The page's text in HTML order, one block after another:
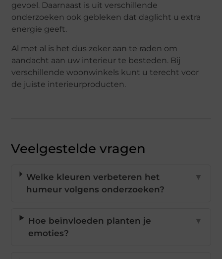
gevoel. Daarnaast is uit verschillende
onderzoeken ook gebleken dat daglicht u extra
energie geeft.
Al met al is het dus zeker aan te raden om
aandacht aan uw interieur te besteden. Bij
verschillende woonwinkels kunt u terecht voor
de juiste interieurproducten.
Veelgestelde vragen
Welke kleuren verbeteren het
humeur volgens onderzoeken?
▼
Hoe beïnvloeden planten je
emoties?
▼